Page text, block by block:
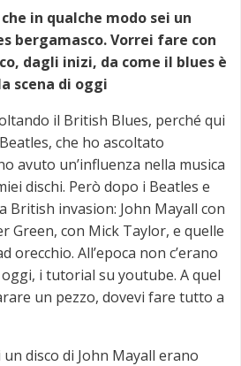
in qualche modo sei un
bergamasco. Vorrei fare con
dagli inizi, da come il blues è
scena di oggi
il British Blues, perché qui
che ho ascoltato
avuto un’influenza nella musica
dischi. Però dopo i Beatles e
British invasion: John Mayall con
Green, con Mick Taylor, e quelle
orecchio. All’epoca non c’erano
i tutorial su youtube. A quel
un pezzo, dovevi fare tutto a
disco di John Mayall erano